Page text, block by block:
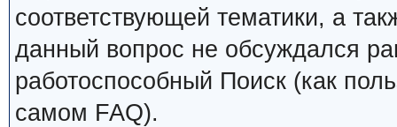
соответствующей тематики, а
данный вопрос не обсуждался
работоспособный Поиск (как
самом FAQ).